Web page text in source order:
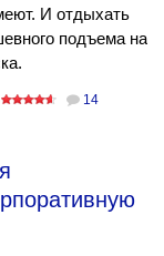
И отдыхать
подъема на
14